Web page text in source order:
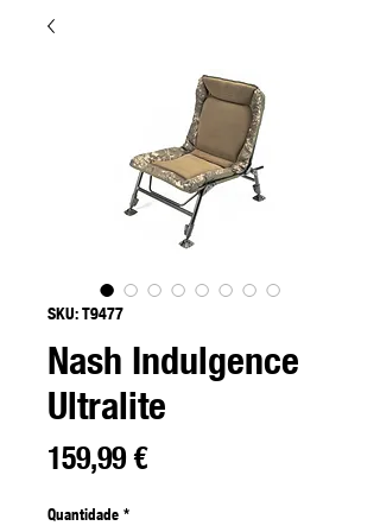
SKU: T9477
Nash Indulgence
Ultralite
159,99 €Preço
Quantidade *